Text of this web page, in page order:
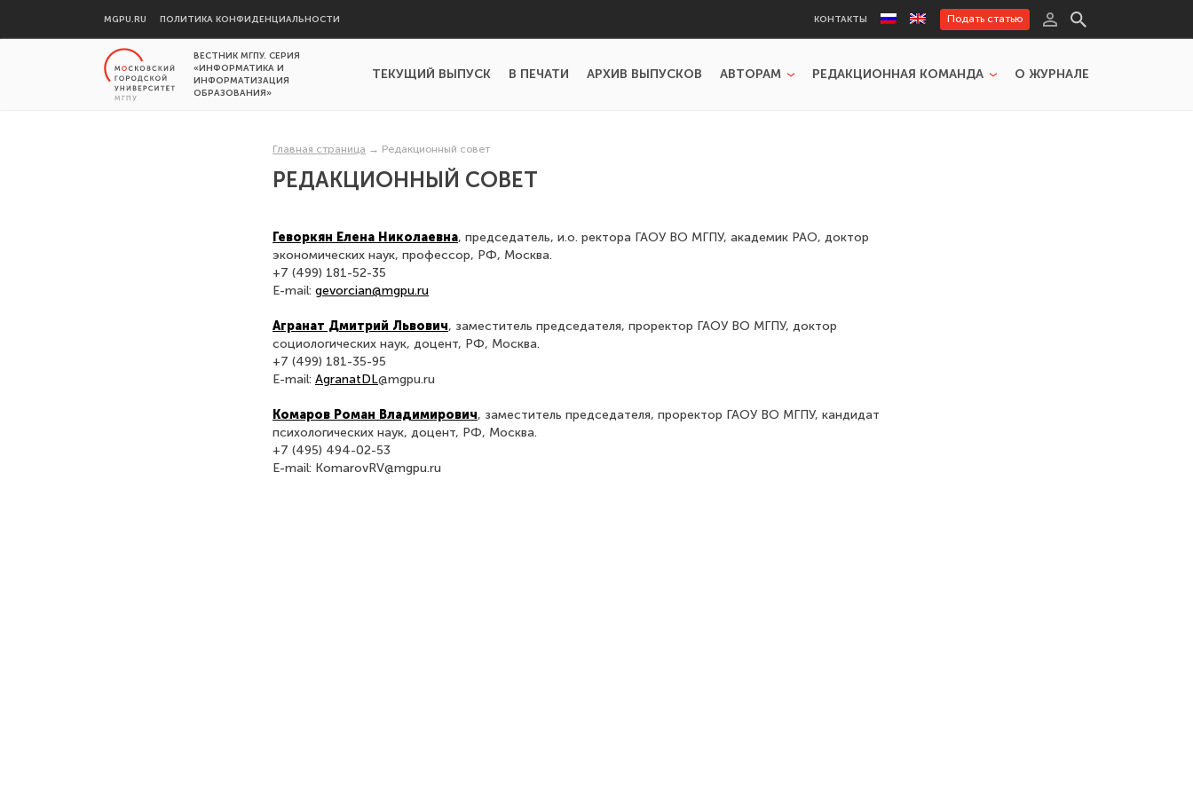
MGPU.RU ПОЛИТИКА КОНФИДЕНЦИАЛЬНОСТИ КОНТАКТЫ Подать статью
ВЕСТНИК МГПУ. СЕРИЯ
«ИНФОРМАТИКА И
ИНФОРМАТИЗАЦИЯ
ОБРАЗОВАНИЯ»
ТЕКУЩИЙ ВЫПУСК В ПЕЧАТИ АРХИВ ВЫПУСКОВ АВТОРАМ РЕДАКЦИОННАЯ КОМАНДА О ЖУРНАЛЕ
Главная страница → Редакционный совет
РЕДАКЦИОННЫЙ СОВЕТ
Геворкян Елена Николаевна, председатель, и.о. ректора ГАОУ ВО МГПУ, академик РАО, доктор
экономических наук, профессор, РФ, Москва.
+7 (499) 181-52-35
E-mail: gevorcian@mgpu.ru
Агранат Дмитрий Львович, заместитель председателя, проректор ГАОУ ВО МГПУ, доктор
социологических наук, доцент, РФ, Москва.
+7 (499) 181-35-95
E-mail: AgranatDL@mgpu.ru
Комаров Роман Владимирович, заместитель председателя, проректор ГАОУ ВО МГПУ, кандидат
психологических наук, доцент, РФ, Москва.
+7 (495) 494-02-53
E-mail: KomarovRV@mgpu.ru